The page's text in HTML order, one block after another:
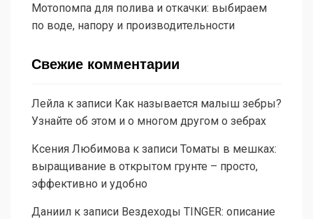
Мотопомпа для полива и откачки: выбираем
по воде, напору и производительности
Свежие комментарии
Лейла к записи Как называется малыш зебры?
Узнайте об этом и о многом другом о зебрах
Ксения Любимова к записи Томаты в мешках:
выращивание в открытом грунте – просто,
эффективно и удобно
Даниил к записи Вездеходы TINGER: описание